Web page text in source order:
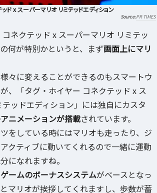
ド x スーパーマリオ リミテッドエディション
PR TIMES
コネクテッド x スーパーマリオ リミテッ
何が特別かというと、まず画面上にマリ
々に変えることができるのもスマートウ
、「タグ・ホイヤー コネクテッド x ス
ッドエディション」には独自にカスタ
ニメーションが搭載されています。
をしている時にはマリオも走ったり、ジ
クティブに動いてくれるので一緒に運動
になれますね。
ゲームのボーナスシステムがベースとなっ
マリオが挨拶してくれますし、歩数が蓄